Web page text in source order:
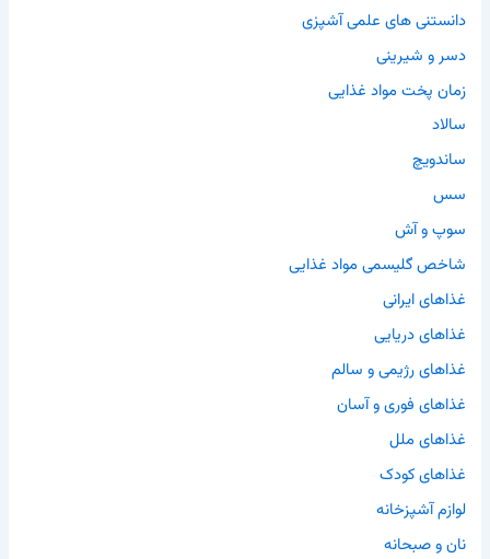
دانستنی های علمی آشپزی
دسر و شیرینی
زمان پخت مواد غذایی
سالاد
ساندویچ
سس
سوپ و آش
شاخص گلیسمی مواد غذایی
غذاهای ایرانی
غذاهای دریایی
غذاهای رژیمی و سالم
غذاهای فوری و آسان
غذاهای ملل
غذاهای کودک
لوازم آشپزخانه
نان و صبحانه